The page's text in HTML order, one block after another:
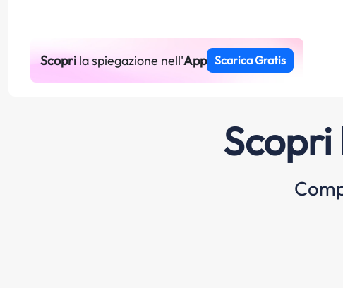
Scoprila spiegazione nell'App Scarica Gratis
Scopri